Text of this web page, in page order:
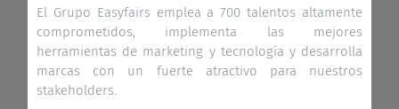
El Grupo Easyfairs emplea a 700 talentos altamente
comprometidos, implementa las mejores
herramientas de marketing y tecnología y desarrolla
marcas con un fuerte atractivo para nuestros
stakeholders.